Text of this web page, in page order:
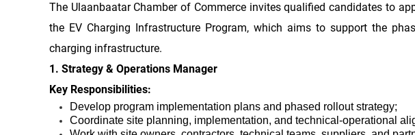
The Ulaanbaatar Chamber of Commerce invites qualified candidates to
the EV Charging Infrastructure Program, which aims to support the
charging infrastructure.
1. Strategy & Operations Manager
Key Responsibilities:
Develop program implementation plans and phased rollout strategy;
Coordinate site planning, implementation, and technical-operational